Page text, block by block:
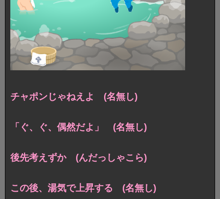
チャポンじゃねえよ (名無し)
「ぐ、ぐ、偶然だよ」 (名無し)
後先考えずか (んだっしゃこら)
この後、湯気で上昇する (名無し)